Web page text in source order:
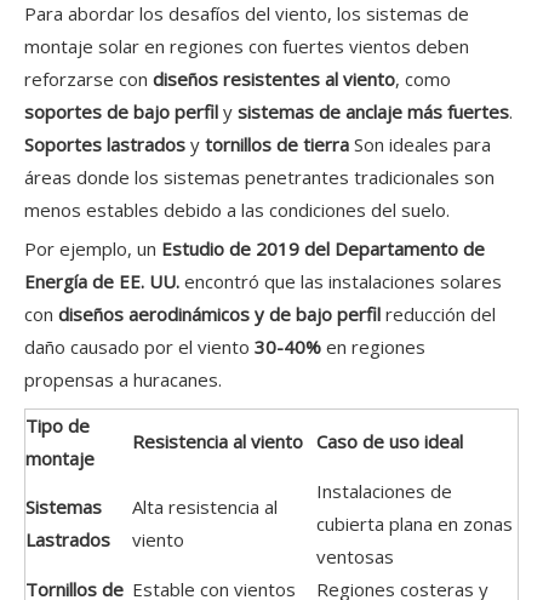
Para abordar los desafíos del viento, los sistemas de
montaje solar en regiones con fuertes vientos deben
reforzarse con diseños resistentes al viento, como
soportes de bajo perfil y sistemas de anclaje más fuertes.
Soportes lastrados y tornillos de tierra Son ideales para
áreas donde los sistemas penetrantes tradicionales son
menos estables debido a las condiciones del suelo.
Por ejemplo, un Estudio de 2019 del Departamento de
Energía de EE. UU. encontró que las instalaciones solares
con diseños aerodinámicos y de bajo perfil reducción del
daño causado por el viento 30-40% en regiones
propensas a huracanes.
Tipo de
montaje
Resistencia al viento Caso de uso ideal
Sistemas
Lastrados
Alta resistencia al
viento
Instalaciones de
cubierta plana en zonas
ventosas
Tornillos de Estable con vientos Regiones costeras y